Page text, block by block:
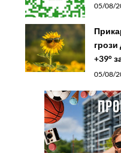
05/08/
грози
+39°
05/08/